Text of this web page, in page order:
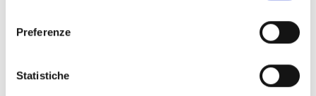
Preferenze
Statistiche
La Corte Ospitale presenta Paolo Rossi in
e criminale”